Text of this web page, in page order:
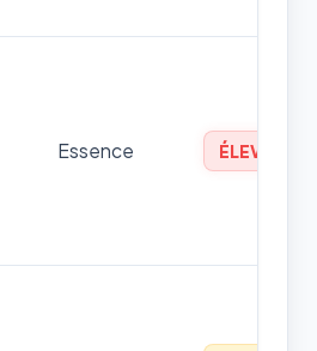
Essence ÉLEVÉ